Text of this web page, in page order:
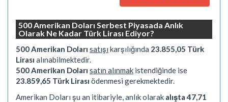
500 Amerikan Doları Serbest Piyasada Anlık
Olarak Ne Kadar Türk Lirası Ediyor?
500 Amerikan Doları satışı karşılığında 23.855,05 Türk
Lirası alınabilmektedir.
500 Amerikan Doları satın alınmak istendiğinde ise
23.859,65 Türk Lirası ödenmesi gerekmektedir.
Amerikan Doları şu an itibariyle, anlık olarak alışta 47,71